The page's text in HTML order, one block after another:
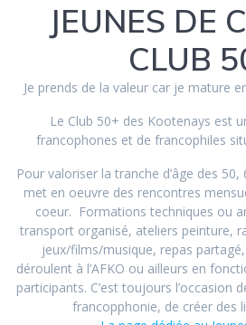
JEUNES DE
CLUB
Je prends de la valeur car je mature
Le Club 50+ des Kootenays est
francophones et de francophiles
Pour valoriser la tranche d’âge des 50,
met en oeuvre des rencontres
coeur. Formations techniques ou
transport organisé, ateliers peinture,
jeux/films/musique, repas
déroulent à l’AFKO ou ailleurs en
participants. C’est toujours l’occasion
francopphonie, de créer des